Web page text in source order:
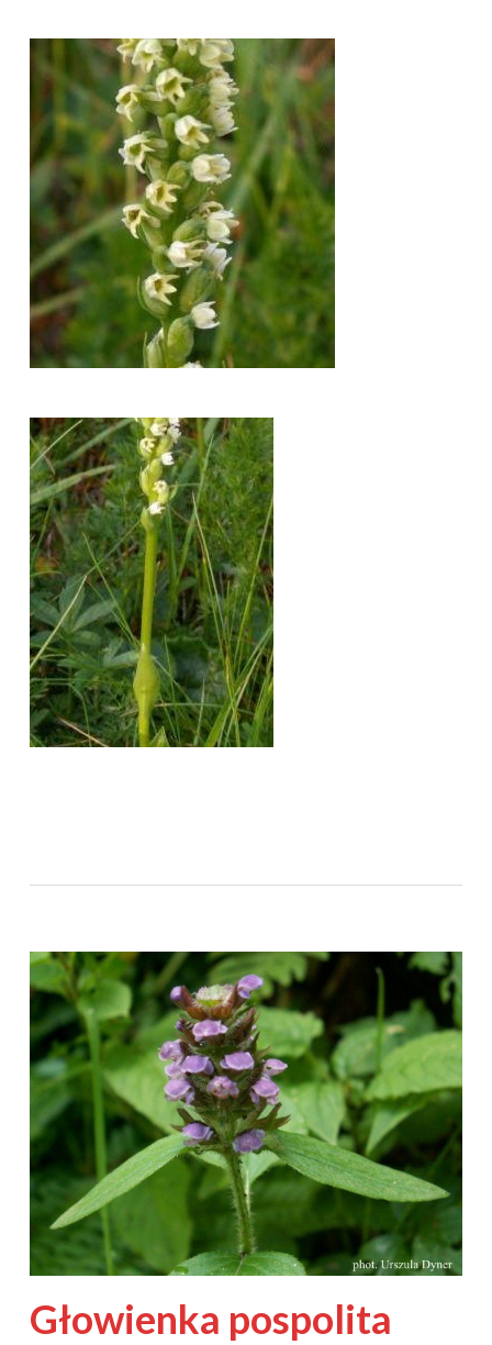
Głowienka pospolita